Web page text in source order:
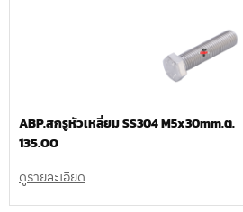
ABP.สกรูหัวเหลี่ยม SS304 M5x30mm.ต.
135.00
ดูรายละเอียด